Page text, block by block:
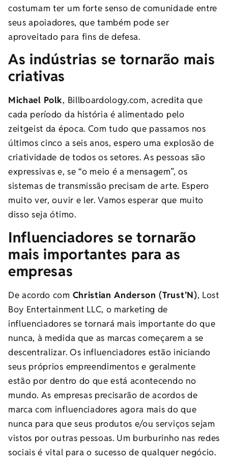
costumam ter um forte senso de comunidade entre
seus apoiadores, que também pode ser
aproveitado para fins de defesa.
As indústrias se tornarão mais
criativas
Michael Polk, Billboardology.com, acredita que
cada período da história é alimentado pelo
zeitgeist da época. Com tudo que passamos nos
últimos cinco a seis anos, espero uma explosão de
criatividade de todos os setores. As pessoas são
expressivas e, se “o meio é a mensagem”, os
sistemas de transmissão precisam de arte. Espero
muito ver, ouvir e ler. Vamos esperar que muito
disso seja ótimo.
Influenciadores se tornarão
mais importantes para as
empresas
De acordo com Christian Anderson (Trust’N), Lost
Boy Entertainment LLC, o marketing de
influenciadores se tornará mais importante do que
nunca, à medida que as marcas começarem a se
descentralizar. Os influenciadores estão iniciando
seus próprios empreendimentos e geralmente
estão por dentro do que está acontecendo no
mundo. As empresas precisarão de acordos de
marca com influenciadores agora mais do que
nunca para que seus produtos e/ou serviços sejam
vistos por outras pessoas. Um burburinho nas redes
sociais é vital para o sucesso de qualquer negócio.